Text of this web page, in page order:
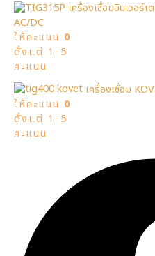
เครื่องเชื่อมอินเวอร์
AC/DC
ให้คะแนน 0
ตั้งแต่ 1-5
คะแนน
เครื่องเชื่อม
ให้คะแนน 0
ตั้งแต่ 1-5
คะแนน